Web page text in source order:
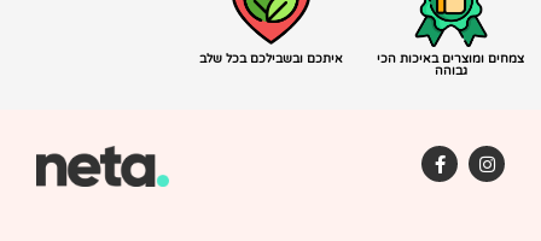
צמחים ומוצרים באיכות הכי
גבוהה
איתכם ובשבילכם בכל שלב
I
n
s
F
a
c